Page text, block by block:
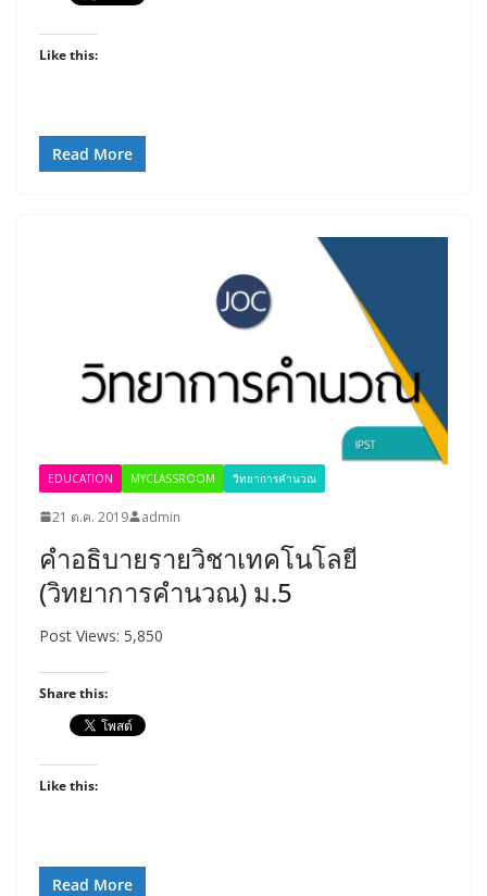
Like this:
Read More
EDUCATION MYCLASSROOM วิทยาการคำนวณ
21 ต.ค. 2019 admin
คำอธิบายรายวิชาเทคโนโลยี
(วิทยาการคำนวณ) ม.5
Post Views: 5,850
Share this:
Like this:
Read More